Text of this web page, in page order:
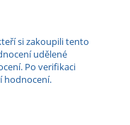
si zakoupili tento
udělené
Po verifikaci
hodnocení.